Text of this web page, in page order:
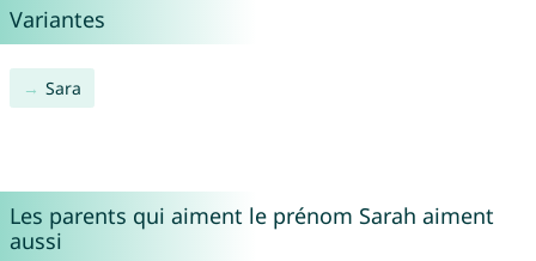
Variantes
Sara
Les parents qui aiment le prénom Sarah aiment
aussi